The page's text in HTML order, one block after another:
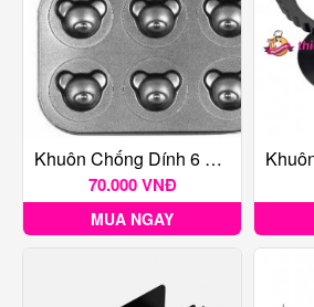
Khuôn Chống Dính 6 Gấu
70.000 VNĐ
MUA NGAY